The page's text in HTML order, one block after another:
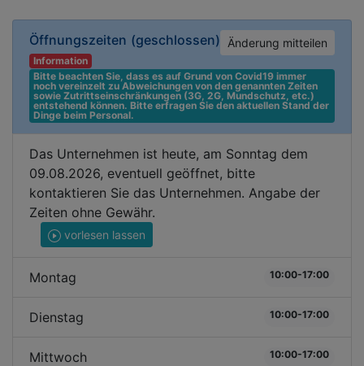
Öffnungszeiten (geschlossen) Änderung mitteilen
Information
Bitte beachten Sie, dass es auf Grund von Covid19 immer
noch vereinzelt zu Abweichungen von den genannten Zeiten
sowie Zutrittseinschränkungen (3G, 2G, Mundschutz, etc.)
entstehend können. Bitte erfragen Sie den aktuellen Stand der
Dinge beim Personal.
Das Unternehmen ist heute, am Sonntag dem
09.08.2026, eventuell geöffnet, bitte
kontaktieren Sie das Unternehmen. Angabe der
Zeiten ohne Gewähr.
vorlesen lassen
Montag 10:00-17:00
Dienstag 10:00-17:00
Mittwoch 10:00-17:00